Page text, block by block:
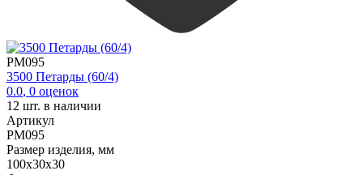
PM095
3500 Петарды (60/4)
0.0, 0 оценок
12 шт. в наличии
Артикул
PM095
Размер изделия, мм
100х30х30